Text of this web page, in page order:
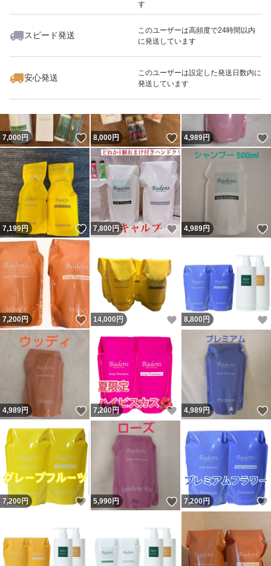
す
スピード発送
このユーザーは高頻度で24時間以内
に発送しています
安心発送
このユーザーは設定した発送日数内に
発送しています
いいね！
5,500
7,000円 いいね！
8,000円 いいね！
4,989円
7,199円 いいね！
7,800円 いいね！
4,989円
7,200円 いいね！
14,000 円 いいね！
8,800 円
4,989円 いいね！
7,200円 いいね！
4,989円
7,200円 いいね！
5,990円 いいね！
7,200円